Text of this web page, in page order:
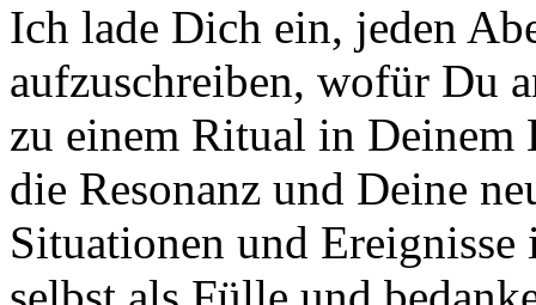
Ich lade Dich ein, jeden
aufzuschreiben, wofür Du
zu einem Ritual in Deinem
die Resonanz und Deine
Situationen und